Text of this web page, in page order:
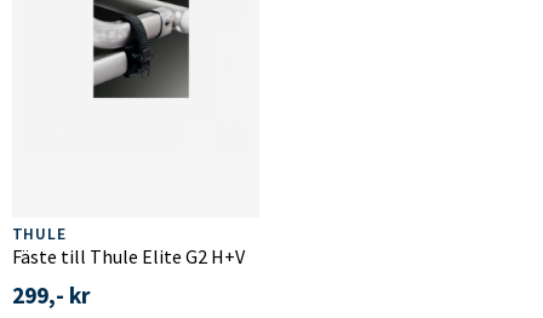
THULE
Fäste till Thule Elite G2 H+V
299,- kr